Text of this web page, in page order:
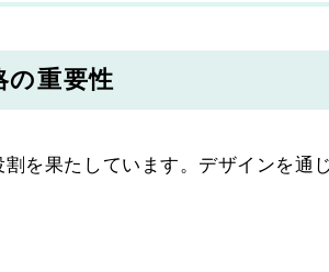
の重要性
を果たしています。デザインを通